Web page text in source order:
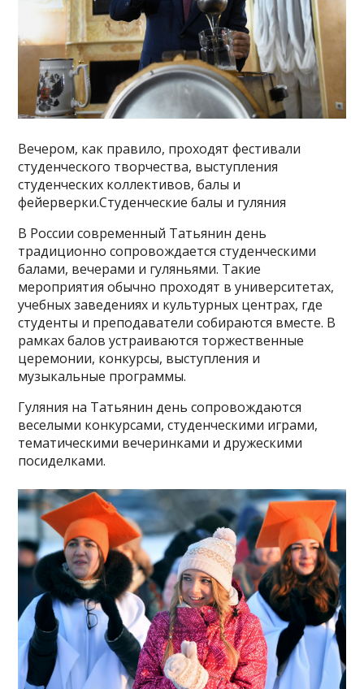
Вечером, как правило, проходят фестивали
студенческого творчества, выступления
студенческих коллективов, балы и
фейерверки.Студенческие балы и гуляния
В России современный Татьянин день
традиционно сопровождается студенческими
балами, вечерами и гуляньями. Такие
мероприятия обычно проходят в университетах,
учебных заведениях и культурных центрах, где
студенты и преподаватели собираются вместе. В
рамках балов устраиваются торжественные
церемонии, конкурсы, выступления и
музыкальные программы.
Гуляния на Татьянин день сопровождаются
веселыми конкурсами, студенческими играми,
тематическими вечеринками и дружескими
посиделками.